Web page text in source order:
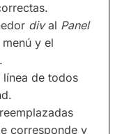
dival Panel
y el
línea de todos
corresponde y